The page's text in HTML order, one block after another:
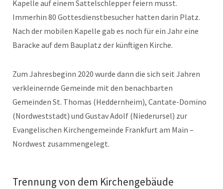
Kapelle auf einem Sattelschlepper feiern musst.
Immerhin 80 Gottesdienstbesucher hatten darin Platz.
Nach der mobilen Kapelle gab es noch für ein Jahr eine
Baracke auf dem Bauplatz der künftigen Kirche.
Zum Jahresbeginn 2020 wurde dann die sich seit Jahren
verkleinernde Gemeinde mit den benachbarten
Gemeinden St. Thomas (Heddernheim), Cantate-Domino
(Nordweststadt) und Gustav Adolf (Niederursel) zur
Evangelischen Kirchengemeinde Frankfurt am Main –
Nordwest zusammengelegt.
Trennung von dem Kirchengebäude